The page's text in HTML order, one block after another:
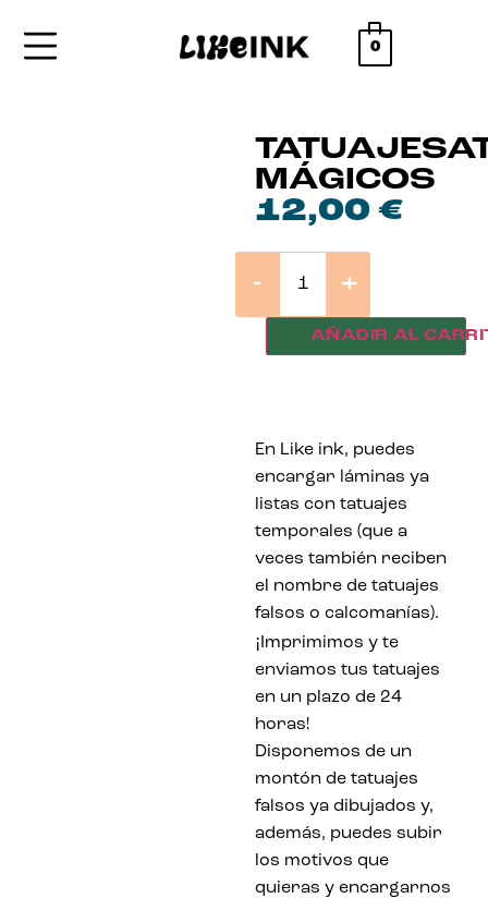
0
MÁGICOS
12,00 €
- +
AÑADIR AL
En Like ink, puedes
encargar láminas ya
listas con tatuajes
temporales (que a
veces también reciben
el nombre de tatuajes
falsos o calcomanías).
¡ Imprimimos y te
enviamos tus tatuajes
en un plazo de 24
horas!
Disponemos de un
montón de tatuajes
falsos ya dibujados y,
además, puedes subir
los motivos que
quieras y encargarnos